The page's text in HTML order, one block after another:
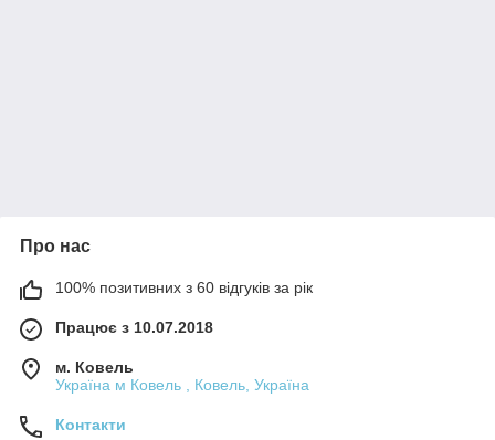
Про нас
100% позитивних з 60 відгуків за рік
Працює з 10.07.2018
м. Ковель
Україна м Ковель , Ковель, Україна
Контакти